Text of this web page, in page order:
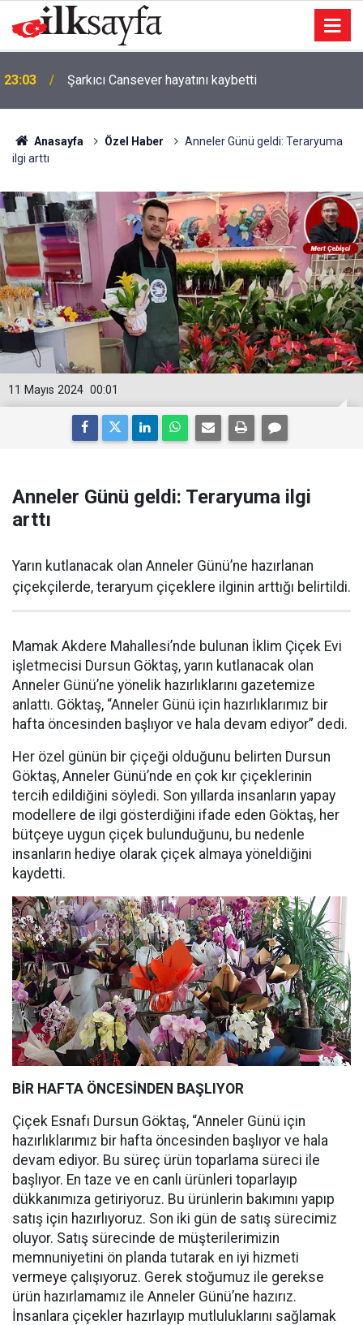
23:03 Şarkıcı Cansever hayatını kaybetti
Anasayfa Özel Haber
Anneler Günü geldi: Teraryuma
ilgi arttı
00:01
11 Mayıs 2024
Anneler Günü geldi: Teraryuma ilgi
arttı
Yarın kutlanacak olan Anneler Günü’ne hazırlanan
çiçekçilerde, teraryum çiçeklere ilginin arttığı belirtildi.
Mamak Akdere Mahallesi’nde bulunan İklim Çiçek Evi
işletmecisi Dursun Göktaş, yarın kutlanacak olan
Anneler Günü’ne yönelik hazırlıklarını gazetemize
anlattı. Göktaş, “Anneler Günü için hazırlıklarımız bir
hafta öncesinden başlıyor ve hala devam ediyor” dedi.
Her özel günün bir çiçeği olduğunu belirten Dursun
Göktaş, Anneler Günü’nde en çok kır çiçeklerinin
tercih edildiğini söyledi. Son yıllarda insanların yapay
modellere de ilgi gösterdiğini ifade eden Göktaş, her
bütçeye uygun çiçek bulunduğunu, bu nedenle
insanların hediye olarak çiçek almaya yöneldiğini
kaydetti.
BİR HAFTA ÖNCESİNDEN BAŞLIYOR
Çiçek Esnafı Dursun Göktaş, “Anneler Günü için
hazırlıklarımız bir hafta öncesinden başlıyor ve hala
devam ediyor. Bu süreç ürün toparlama süreci ile
başlıyor. En taze ve en canlı ürünleri toparlayıp
dükkanımıza getiriyoruz. Bu ürünlerin bakımını yapıp
satış için hazırlıyoruz. Son iki gün de satış sürecimiz
oluyor. Satış sürecinde de müşterilerimizin
memnuniyetini ön planda tutarak en iyi hizmeti
vermeye çalışıyoruz. Gerek stoğumuz ile gerekse
ürün hazırlamamız ile Anneler Günü’ne hazırız.
İnsanlara çiçekler hazırlayıp mutluluklarını sağlamak